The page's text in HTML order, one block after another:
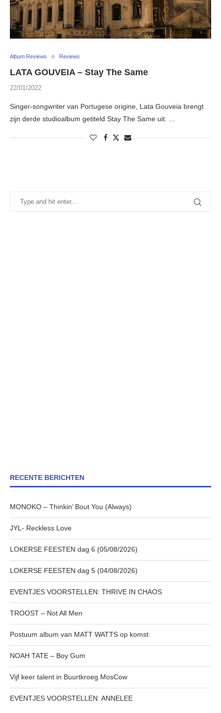
Album Reviews Reviews
LATA GOUVEIA – Stay The Same
22/01/2022
Singer-songwriter van Portugese origine, Lata Gouveia brengt
zijn derde studioalbum getiteld Stay The Same uit. …
RECENTE BERICHTEN
MONOKO – Thinkin’ Bout You (Always)
JYL- Reckless Love
LOKERSE FEESTEN dag 6 (05/08/2026)
LOKERSE FEESTEN dag 5 (04/08/2026)
EVENTJES VOORSTELLEN: THRIVE IN CHAOS
TROOST – Not All Men
Postuum album van MATT WATTS op komst
NOAH TATE – Boy Gum
Vijf keer talent in Buurtkroeg MosCow
EVENTJES VOORSTELLEN: ANNELEE